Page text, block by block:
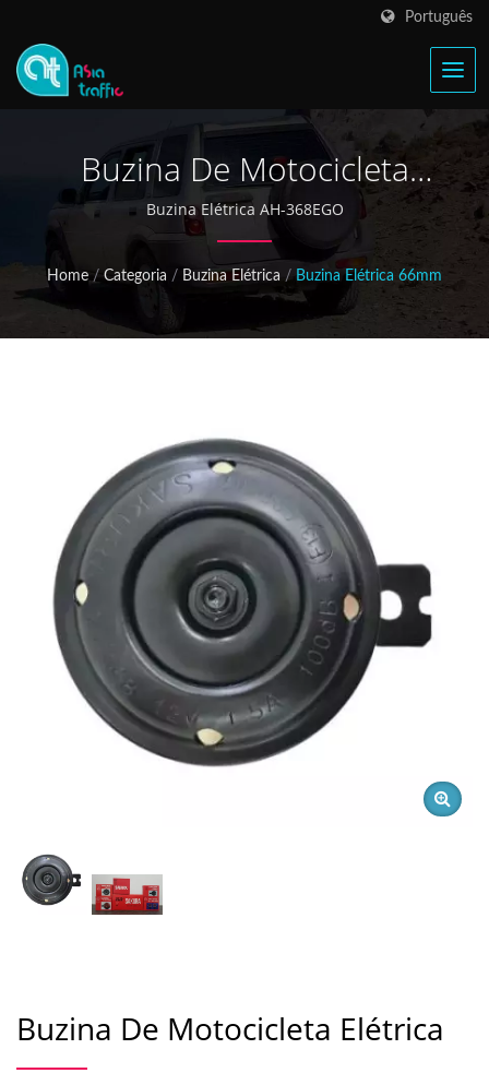
Português
Buzina De Motocicleta
Elétrica
Buzina Elétrica AH-368EGO
Home / Categoria / Buzina Elétrica / Buzina Elétrica 66mm
Buzina De Motocicleta Elétrica